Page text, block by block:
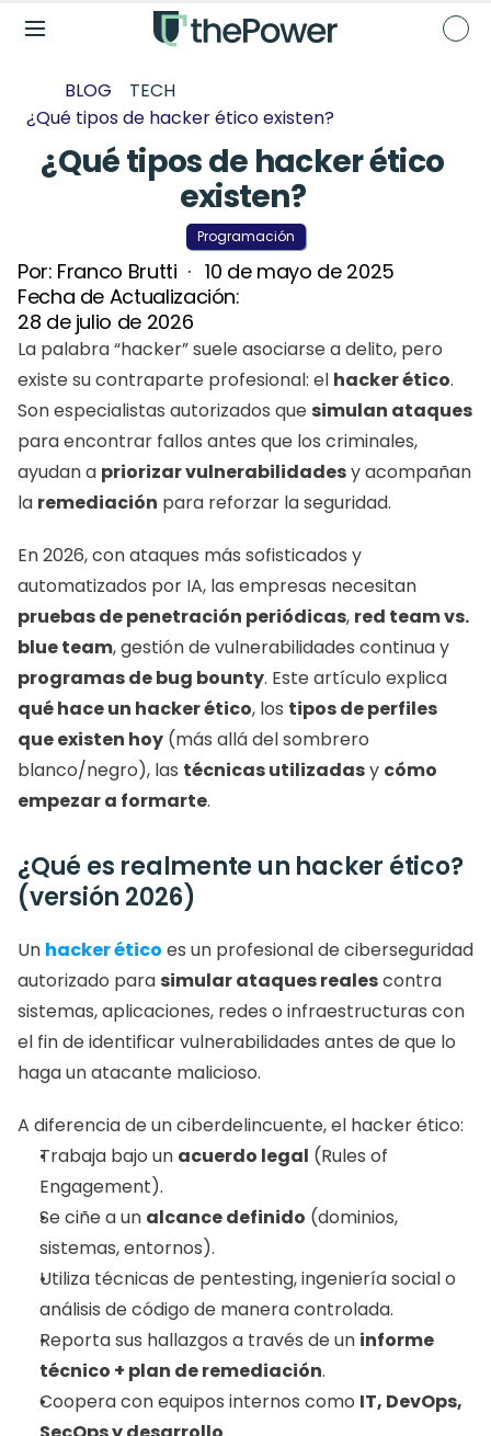
BLOG
TECH
¿Qué tipos de hacker ético existen?
¿Qué tipos de hacker ético
existen?
Programación
Por: Franco Brutti
  ·
10 de mayo de 2025
Fecha de Actualización:
28 de julio de 2026
La palabra “hacker” suele asociarse a delito, pero
existe su contraparte profesional: el hacker ético.
Son especialistas autorizados que simulan ataques
para encontrar fallos antes que los criminales,
ayudan a priorizar vulnerabilidades y acompañan
la remediación para reforzar la seguridad.
En 2026, con ataques más sofisticados y
pruebas de penetración periódicas, red team vs.
blue team
programas de bug bounty
qué hace un hacker ético, los tipos de perfiles
que existen hoy (más allá del sombrero
blanco/negro), las técnicas utilizadas y cómo
empezar a formarte.
¿Qué es realmente un hacker ético?
(versión 2026)
Un hacker ético es un profesional de ciberseguridad
autorizado para simular ataques reales contra
sistemas, aplicaciones, redes o infraestructuras con
el fin de identificar vulnerabilidades antes de que lo
haga un atacante malicioso.
A diferencia de un ciberdelincuente, el hacker ético:
Trabaja bajo un acuerdo legal (Rules of
Engagement).
Se ciñe a un alcance definido (dominios,
sistemas, entornos).
Utiliza técnicas de pentesting, ingeniería social o
análisis de código de manera controlada.
Reporta sus hallazgos a través de un informe
técnico + plan de remediación.
Coopera con equipos internos como IT, DevOps,